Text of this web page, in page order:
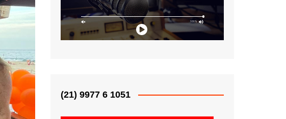
(21) 9977 6 1051